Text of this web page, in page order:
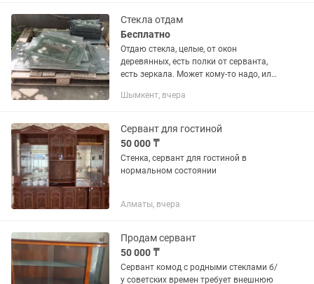
Стекла отдам
Бесплатно
Отдаю стекла, целые, от окон
деревянных, есть полки от серванта,
есть зеркала. Может кому-то надо, или
Шымкент, вчера
Сервант для гостиной
50 000 ₸
Стенка, сервант для гостиной в
нормальном состоянии
Алматы, вчера
Продам сервант
50 000 ₸
Сервант комод с родными стеклами б/
у советских времен требует внешнюю